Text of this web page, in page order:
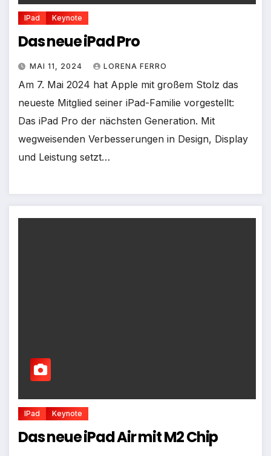
IPad Keynote
Das neue iPad Pro
MAI 11, 2024 LORENA FERRO
Am 7. Mai 2024 hat Apple mit großem Stolz das
neueste Mitglied seiner iPad-Familie vorgestellt:
Das iPad Pro der nächsten Generation. Mit
wegweisenden Verbesserungen in Design, Display
und Leistung setzt…
IPad Keynote
Das neue iPad Air mit M2 Chip